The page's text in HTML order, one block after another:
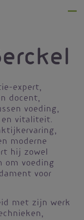
expert,
docent,
voeding,
en vitaliteit.
moderne
hij zowel
om voeding
voor
met zijn werk